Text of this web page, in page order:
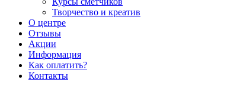
Творчество и креатив
О центре
Отзывы
Акции
Информация
Как оплатить?
Контакты